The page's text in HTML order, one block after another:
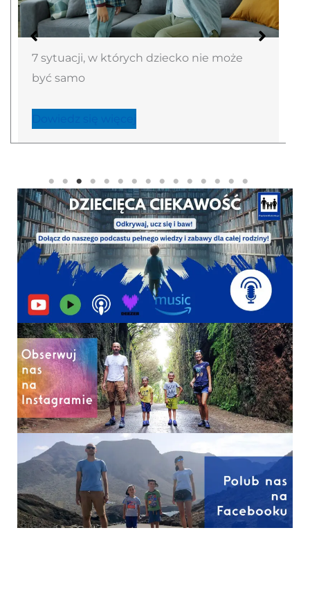
Nie pytaj “jak minął dzień?” – lepsze
sposoby na rozmowę z dzieckiem